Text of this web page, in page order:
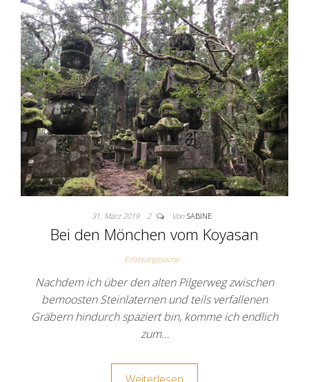
31. März 2019 2 Von SABINE
Bei den Mönchen vom Koyasan
Erfahrungssache
Nachdem ich über den alten Pilgerweg zwischen
bemoosten Steinlaternen und teils verfallenen
Gräbern hindurch spaziert bin, komme ich endlich
zum…